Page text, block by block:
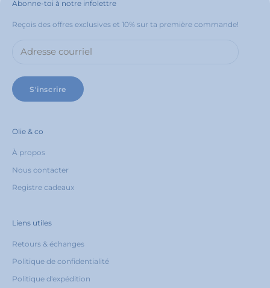
Abonne-toi à notre infolettre
Reçois des offres exclusives et 10% sur ta première commande!
S'inscrire
Olie & co
À propos
Nous contacter
Registre cadeaux
Liens utiles
Retours & échanges
Politique de confidentialité
Politique d'expédition